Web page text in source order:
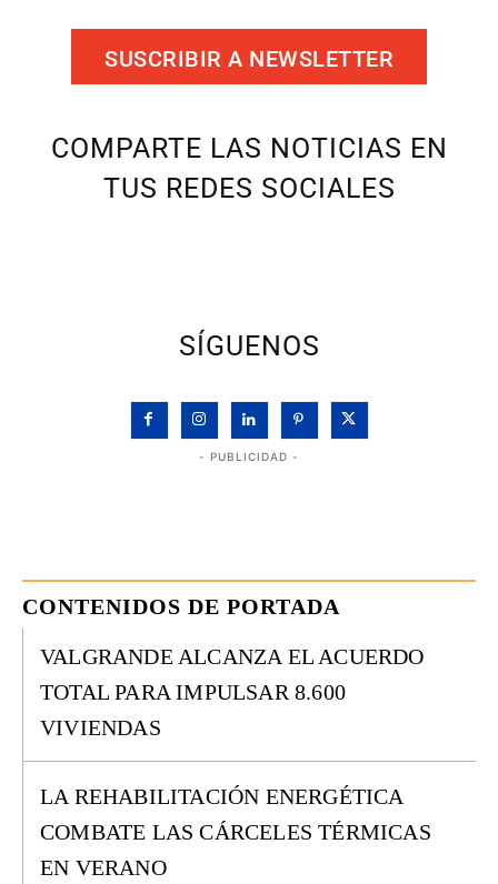
SUSCRIBIR A NEWSLETTER
COMPARTE LAS NOTICIAS EN
TUS REDES SOCIALES
SÍGUENOS
- PUBLICIDAD -
CONTENIDOS DE PORTADA
VALGRANDE ALCANZA EL ACUERDO
TOTAL PARA IMPULSAR 8.600
VIVIENDAS
LA REHABILITACIÓN ENERGÉTICA
COMBATE LAS CÁRCELES TÉRMICAS
EN VERANO